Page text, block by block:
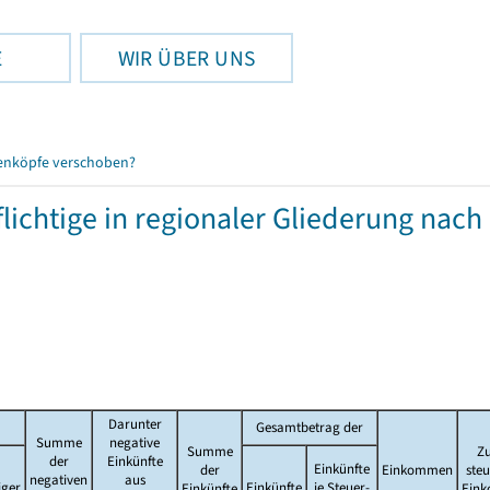
WIR ÜBER UNS
verschoben?
in regionaler Gliederung
Summe
der
negativen
Darunter
negative
Einkünfte
aus
Summe
der
Gesamtbetrag der
Einkommen
Einkünfte